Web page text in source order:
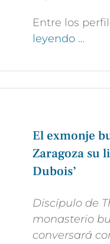
Entre los
leyendo …
El exmonje
Zaragoza su
Dubois’
Discípulo de
monasterio
conversará